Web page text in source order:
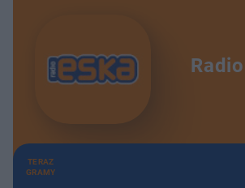
TERAZ
GRAMY